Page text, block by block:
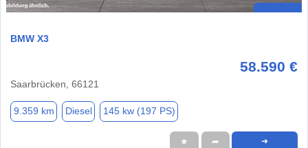
BMW X3
58.590 €
Saarbrücken, 66121
9.359 km Diesel 145 kw (197 PS)
★ ➦ ➜